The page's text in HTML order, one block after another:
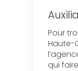
Pour
Haute-
qui